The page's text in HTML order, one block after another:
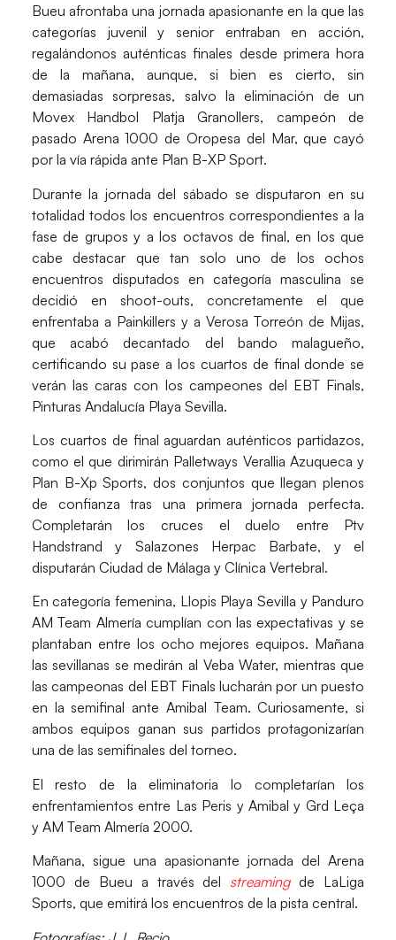
Bueu afrontaba una jornada apasionante en la que las
categorías juvenil y senior entraban en acción,
regalándonos auténticas finales desde primera hora
de la mañana, aunque, si bien es cierto, sin
demasiadas sorpresas, salvo la eliminación de un
Movex Handbol Platja Granollers, campeón de
pasado Arena 1000 de Oropesa del Mar, que cayó
por la vía rápida ante Plan B-XP Sport.
Durante la jornada del sábado se disputaron en su
totalidad todos los encuentros correspondientes a la
fase de grupos y a los octavos de final, en los que
cabe destacar que tan solo uno de los ochos
encuentros disputados en categoría masculina se
decidió en shoot-outs, concretamente el que
enfrentaba a Painkillers y a Verosa Torreón de Mijas,
que acabó decantado del bando malagueño,
certificando su pase a los cuartos de final donde se
verán las caras con los campeones del EBT Finals,
Pinturas Andalucía Playa Sevilla.
Los cuartos de final aguardan auténticos partidazos,
como el que dirimirán Palletways Verallia Azuqueca y
Plan B-Xp Sports, dos conjuntos que llegan plenos
de confianza tras una primera jornada perfecta.
Completarán los cruces el duelo entre Ptv
Handstrand y Salazones Herpac Barbate, y el
disputarán Ciudad de Málaga y Clínica Vertebral.
En categoría femenina, Llopis Playa Sevilla y Panduro
AM Team Almería cumplían con las expectativas y se
plantaban entre los ocho mejores equipos. Mañana
las sevillanas se medirán al Veba Water, mientras que
las campeonas del EBT Finals lucharán por un puesto
en la semifinal ante Amibal Team. Curiosamente, si
ambos equipos ganan sus partidos protagonizarían
una de las semifinales del torneo.
El resto de la eliminatoria lo completarían los
enfrentamientos entre Las Peris y Amibal y Grd Leça
y AM Team Almería 2000.
Mañana, sigue una apasionante jornada del Arena
1000 de Bueu a través del streamingde LaLiga
Sports, que emitirá los encuentros de la pista central.